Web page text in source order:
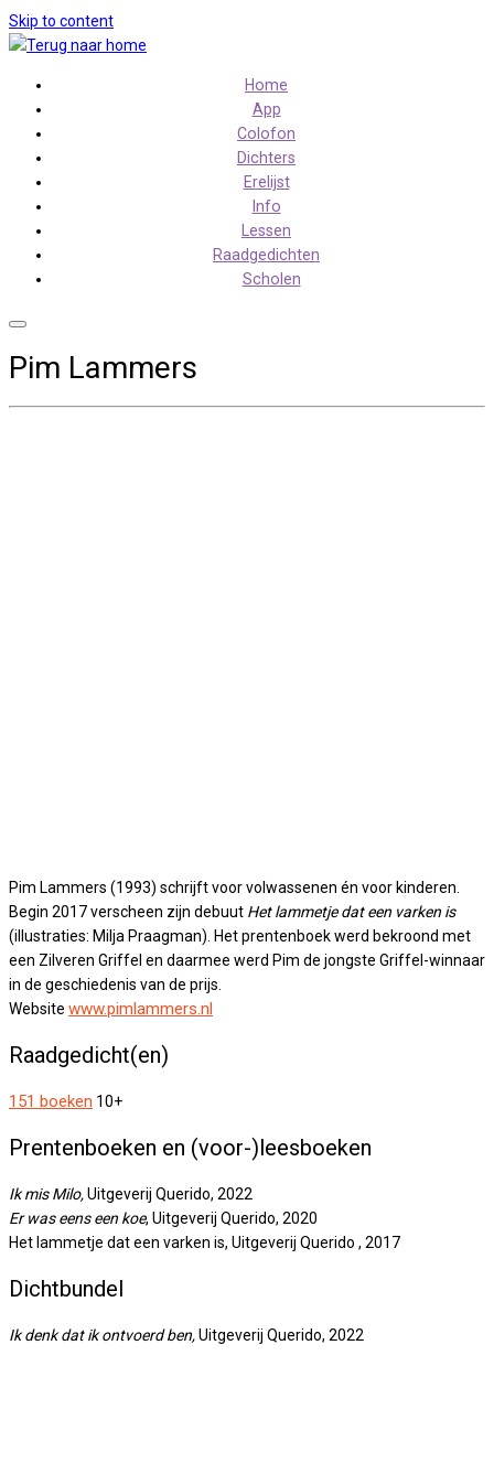
Skip to content
Home
App
Colofon
Dichters
Erelijst
Info
Lessen
Raadgedichten
Scholen
Pim Lammers
Pim Lammers (1993) schrijft voor volwassenen én voor kinderen.
Begin 2017 verscheen zijn debuut Het lammetje dat een varken is
(illustraties: Milja Praagman). Het prentenboek werd bekroond met
een Zilveren Griffel en daarmee werd Pim de jongste Griffel-winnaar
in de geschiedenis van de prijs.
Website www.pimlammers.nl
Raadgedicht(en)
151 boeken 10+
Prentenboeken en (voor-)leesboeken
Ik mis Milo,Uitgeverij Querido, 2022
Er was eens een koe, Uitgeverij Querido, 2020
Het lammetje dat een varken is, Uitgeverij Querido , 2017
Dichtbundel
Ik denk dat ik ontvoerd ben,Uitgeverij Querido, 2022